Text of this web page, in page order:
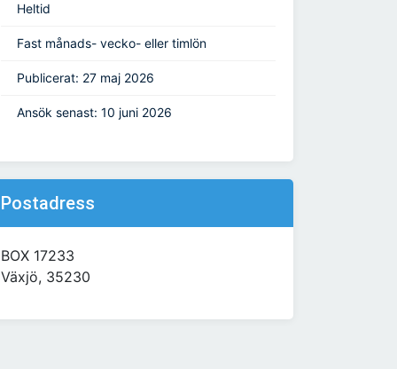
Heltid
Fast månads- vecko- eller timlön
Publicerat: 27 maj 2026
Ansök senast: 10 juni 2026
Postadress
BOX 17233
Växjö, 35230